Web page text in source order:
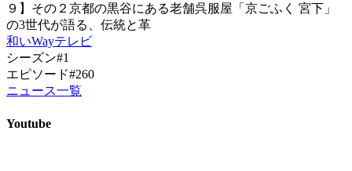
９】その２京都の黒谷にある老舗呉服屋「京ごふく 宮下」
の3世代が語る、伝統と革
和いWayテレビ
シーズン#1
エピソード#260
ニュース一覧
Youtube